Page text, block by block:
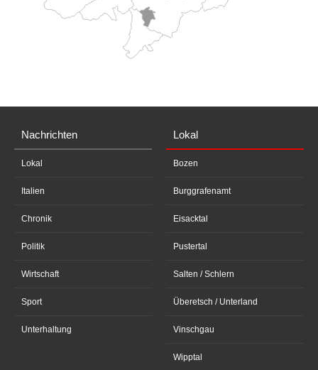
Nachrichten
Lokal
Italien
Chronik
Politik
Wirtschaft
Sport
Unterhaltung
Lokal
Bozen
Burggrafenamt
Eisacktal
Pustertal
Salten / Schlern
Überetsch / Unterland
Vinschgau
Wipptal